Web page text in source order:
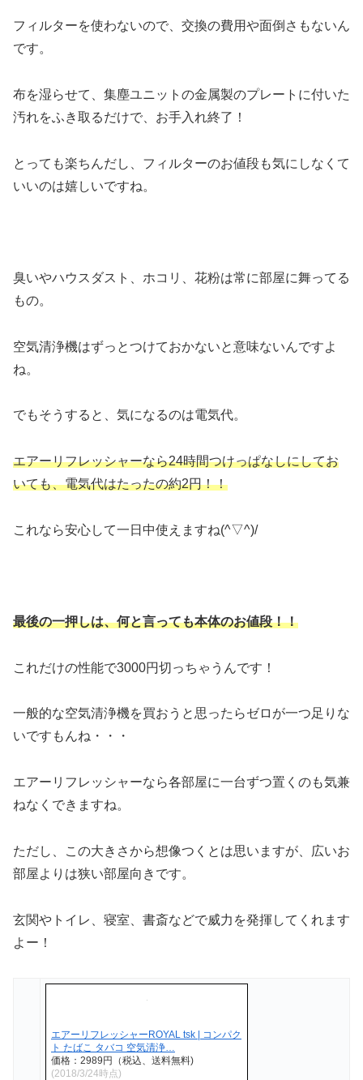
フィルターを使わないので、交換の費用や面倒さもないん
です。
布を湿らせて、集塵ユニットの金属製のプレートに付いた
汚れをふき取るだけで、お手入れ終了！
とっても楽ちんだし、フィルターのお値段も気にしなくて
いいのは嬉しいですね。
臭いやハウスダスト、ホコリ、花粉は常に部屋に舞ってる
もの。
空気清浄機はずっとつけておかないと意味ないんですよ
ね。
でもそうすると、気になるのは電気代。
エアーリフレッシャーなら24時間つけっぱなしにしてお
いても、電気代はたったの約2円！！
これなら安心して一日中使えますね(^▽^)/
最後の一押しは、何と言っても本体のお値段！！
これだけの性能で3000円切っちゃうんです！
一般的な空気清浄機を買おうと思ったらゼロが一つ足りな
いですもんね・・・
エアーリフレッシャーなら各部屋に一台ずつ置くのも気兼
ねなくできますね。
ただし、この大きさから想像つくとは思いますが、広いお
部屋よりは狭い部屋向きです。
玄関やトイレ、寝室、書斎などで威力を発揮してくれます
よー！
エアーリフレッシャーROYAL tsk | コンパク
ト たばこ タバコ 空気清浄…
価格：2989円（税込、送料無料)
(2018/3/24時点)